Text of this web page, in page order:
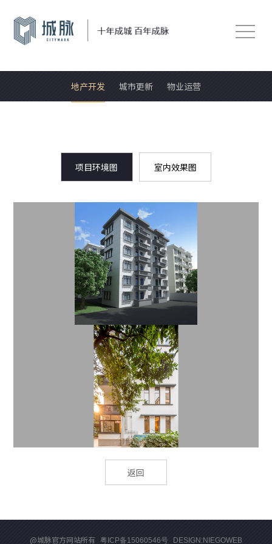
地产开发 城市更新 物业运营
项目环境图 室内效果图
返回
@城脉官方网站所有 粤ICP备15060546号 DESIGN:NIEGOWEB